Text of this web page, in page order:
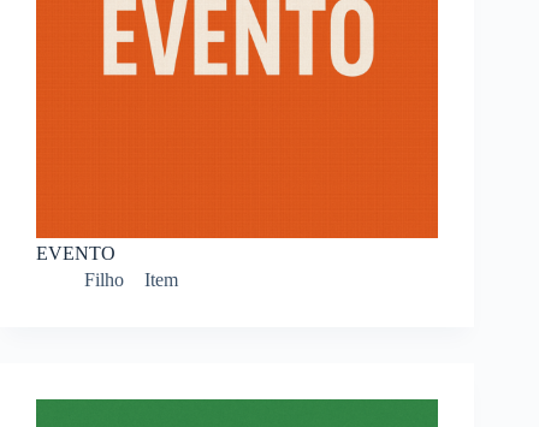
EVENTO
Filho
Item